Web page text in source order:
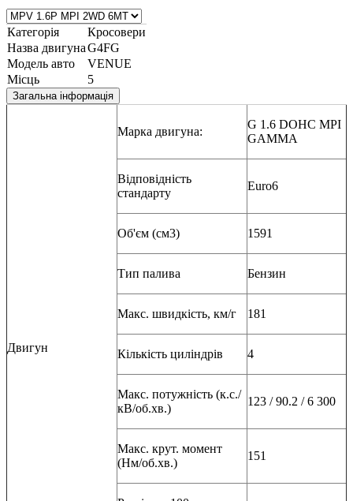
Категорія
Кросовери
Назва двигунаG4FG
Модель авто
VENUE
Місць
5
Загальна інформація
Двигун
Марка двигуна:
G 1.6 DOHC MPI
GAMMA
Відповідність
стандарту
Euro6
Об'єм (см3) 1591
Тип палива Бензин
Макс. швидкість, км/г 181
Кількість циліндрів 4
Макс. потужність (к.с./
кВ/об.хв.)
123 / 90.2 / 6 300
Макс. крут. момент
(Нм/об.хв.)
151